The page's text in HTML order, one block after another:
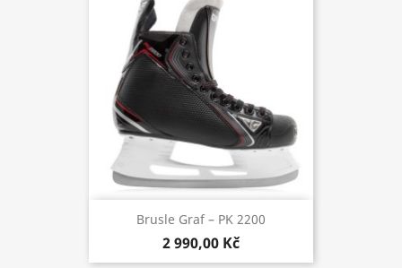
Brusle Graf – PK 2200
2 990,00 Kč